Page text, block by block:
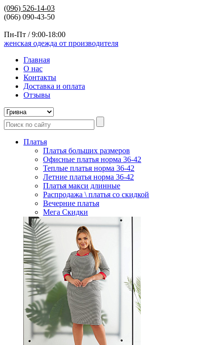
(096) 526-14-03
(066) 090-43-50
Пн-Пт / 9:00-18:00
женская одежда от производителя
Главная
О нас
Контакты
Доставка и оплата
Отзывы
Платья
Платья больших размеров
Офисные платья норма 36-42
Теплые платья норма 36-42
Летние платья норма 36-42
Платья макси длинные
Распродажа \ платья со скидкой
Вечерние платья
Мега Скидки